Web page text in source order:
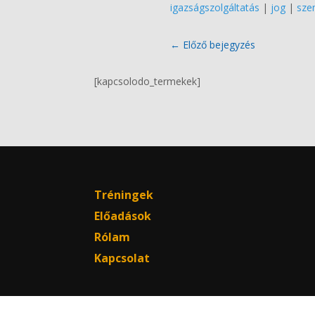
igazságszolgáltatás | jog|
← Előző bejegyzés
[kapcsolodo_termekek]
Tréningek
Előadások
Rólam
Kapcsolat